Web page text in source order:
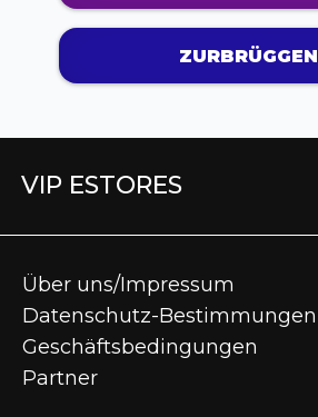
ZURBRÜGGEN
VIP ESTORES
Über uns/Impressum
Datenschutz-Bestimmungen
Geschäftsbedingungen
Partner